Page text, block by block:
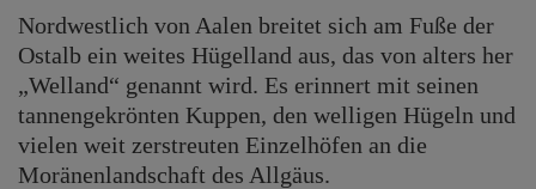
Nordwestlich von Aalen breitet sich am Fuße der
Ostalb ein weites Hügelland aus, das von alters her
„Welland“ genannt wird. Es erinnert mit seinen
tannengekrönten Kuppen, den welligen Hügeln und
vielen weit zerstreuten Einzelhöfen an die
Moränenlandschaft des Allgäus.